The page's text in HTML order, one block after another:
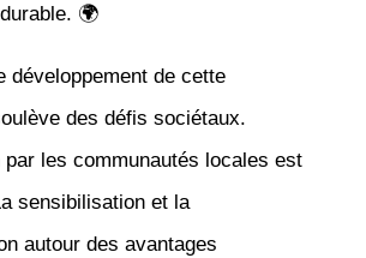
🌍
développement de cette
des défis sociétaux.
par les communautés locales est
sensibilisation et la
autour des avantages